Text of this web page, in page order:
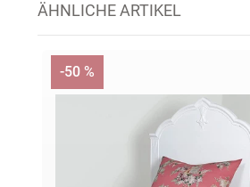
ÄHNLICHE ARTIKEL
-50 %